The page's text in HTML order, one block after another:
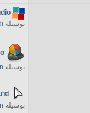
بوسیله
بوسیله
بوسیله